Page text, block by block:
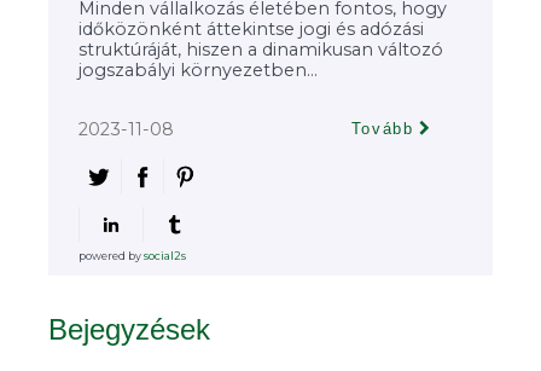
Minden vállalkozás életében fontos, hogy
időközönként áttekintse jogi és adózási
struktúráját, hiszen a dinamikusan változó
jogszabályi környezetben...
2023-11-08 Tovább
powered bysocial2s
Bejegyzések